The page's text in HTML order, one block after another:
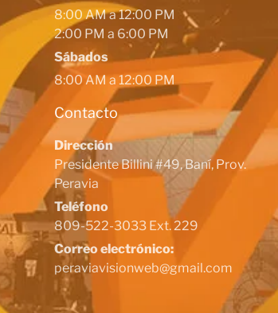
8:00 AM a 12:00 PM
2:00 PM a 6:00 PM
Sábados
8:00 AM a 12:00 PM
Contacto
Dirección
Presidente Billini #49, Baní, Prov.
Peravia
Teléfono
809-522-3033 Ext. 229
Correo electrónico:
peraviavisionweb@gmail.com